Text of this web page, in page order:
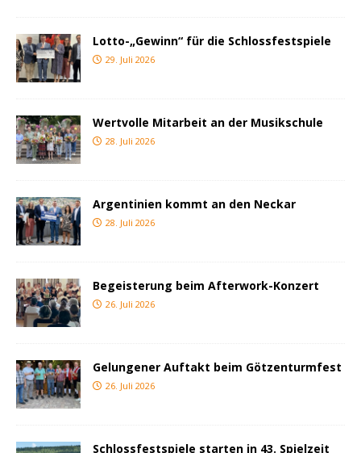
Lotto-„Gewinn“ für die Schlossfestspiele
29. Juli 2026
Wertvolle Mitarbeit an der Musikschule
28. Juli 2026
Argentinien kommt an den Neckar
28. Juli 2026
Begeisterung beim Afterwork-Konzert
26. Juli 2026
Gelungener Auftakt beim Götzenturmfest
26. Juli 2026
Schlossfestspiele starten in 43. Spielzeit